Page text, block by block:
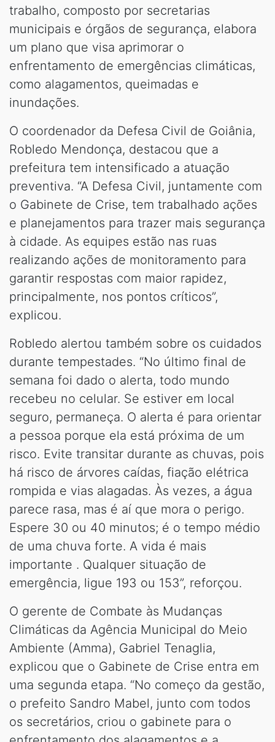
trabalho, composto por secretarias
municipais e órgãos de segurança, elabora
um plano que visa aprimorar o
enfrentamento de emergências climáticas,
como alagamentos, queimadas e
inundações.
O coordenador da Defesa Civil de Goiânia,
Robledo Mendonça, destacou que a
prefeitura tem intensificado a atuação
preventiva. “A Defesa Civil, juntamente com
o Gabinete de Crise, tem trabalhado ações
e planejamentos para trazer mais segurança
à cidade. As equipes estão nas ruas
realizando ações de monitoramento para
garantir respostas com maior rapidez,
principalmente, nos pontos críticos”,
explicou.
Robledo alertou também sobre os cuidados
durante tempestades. “No último final de
semana foi dado o alerta, todo mundo
recebeu no celular. Se estiver em local
seguro, permaneça. O alerta é para orientar
a pessoa porque ela está próxima de um
risco. Evite transitar durante as chuvas, pois
há risco de árvores caídas, fiação elétrica
rompida e vias alagadas. Às vezes, a água
parece rasa, mas é aí que mora o perigo.
Espere 30 ou 40 minutos; é o tempo médio
de uma chuva forte. A vida é mais
importante . Qualquer situação de
emergência, ligue 193 ou 153”, reforçou.
O gerente de Combate às Mudanças
Climáticas da Agência Municipal do Meio
Ambiente (Amma), Gabriel Tenaglia,
explicou que o Gabinete de Crise entra em
uma segunda etapa. “No começo da gestão,
o prefeito Sandro Mabel, junto com todos
os secretários, criou o gabinete para o